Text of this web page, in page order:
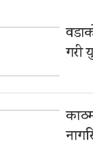
गरी